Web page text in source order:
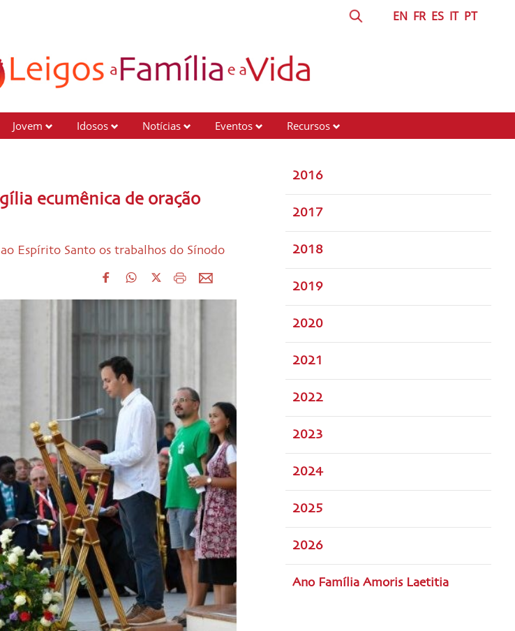
EN FR ES IT PT
Jovem Idosos Notícias Eventos Recursos
ecumênica de oração
Espírito Santo os trabalhos do Sínodo
2016
2017
2018
2019
2020
2021
2022
2023
2024
2025
2026
Ano Família Amoris Laetitia